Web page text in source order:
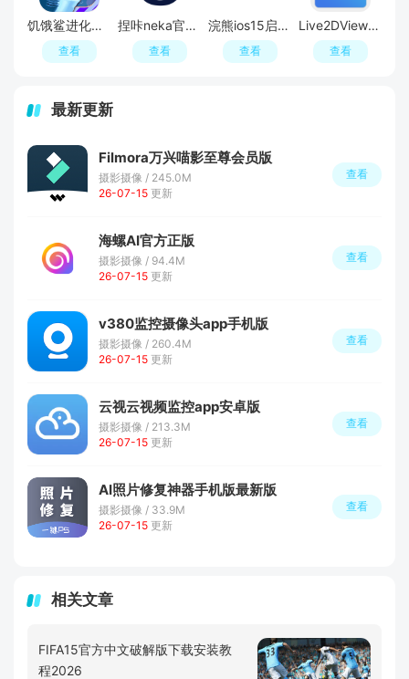
饥饿鲨进化官方正版
查看
捏咔neka官方入口
查看
浣熊ios15启动器中文版
查看
Live2DViewerEX最新版
查看
最新更新
Filmora万兴喵影至尊会员版
摄影摄像 / 245.0M
26-07-15 更新
查看
海螺AI官方正版
摄影摄像 / 94.4M
26-07-15 更新
查看
v380监控摄像头app手机版
摄影摄像 / 260.4M
26-07-15 更新
查看
云视云视频监控app安卓版
摄影摄像 / 213.3M
26-07-15 更新
查看
AI照片修复神器手机版最新版
摄影摄像 / 33.9M
26-07-15 更新
查看
相关文章
FIFA15官方中文破解版下载安装教
程2026